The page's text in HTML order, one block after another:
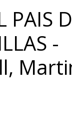
PAIS
-